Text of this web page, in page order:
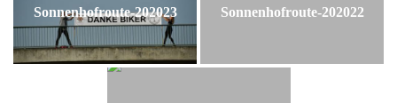
Sonnenhofroute-202023 Sonnenhofroute-202022